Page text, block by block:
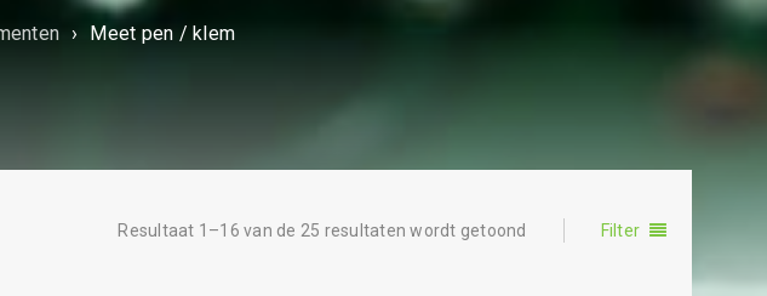
› Meet pen / klem
Filter
Resultaat 1–16 van de 25 resultaten wordt getoond